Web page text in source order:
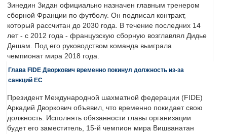
Зинедин Зидан официально назначен главным тренером
сборной Франции по футболу. Он подписал контракт,
который рассчитан до 2030 года. В течение последних 14
лет - с 2012 года - французскую сборную возглавлял Дидье
Дешам. Под его руководством команда выиграла
чемпионат мира 2018 года.
Глава FIDE Дворкович временно покинул должность из-за
санкций ЕС
Президент Международной шахматной федерации (FIDE)
Аркадий Дворкович объявил, что временно покидает свою
должность. Исполнять обязанности главы организации
будет его заместитель, 15-й чемпион мира Вишванатан